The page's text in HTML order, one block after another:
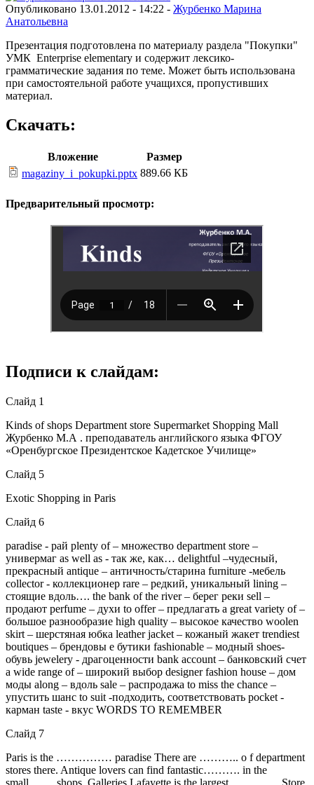
Опубликовано 13.01.2012 - 14:22 - Журбенко Марина
Анатольевна
Презентация подготовлена по материалу раздела "Покупки"
УМК Enterprise elementary и содержит лексико-
грамматические задания по теме. Может быть использована
при самостоятельной работе учащихся, пропустивших
материал.
Скачать:
Вложение
Размер
magaziny_i_pokupki.pptx 889.66 КБ
Предварительный просмотр:
Подписи к слайдам:
Слайд 1
Kinds of shops Department store Supermarket Shopping Mall
Журбенко М.А . преподаватель английского языка ФГОУ
«Оренбургское Президентское Кадетское Училище»
Слайд 5
Exotic Shopping in Paris
Слайд 6
paradise - рай plenty of – множество department store –
универмаг as well as - так же, как… delightful –чудесный,
прекрасный antique – античность/старина furniture -мебель
collector - коллекционер rare – редкий, уникальный lining –
стоящие вдоль…. the bank of the river – берег реки sell –
продают perfume – духи to offer – предлагать a great variety of –
большое разнообразие high quality – высокое качество woolen
skirt – шерстяная юбка leather jacket – кожаный жакет trendiest
boutiques – брендовы e бутики fashionable – модный shoes-
обувь jewelery - драгоценности bank account – банковский счет
a wide range of – широкий выбор designer fashion house – дом
моды along – вдоль sale – распродажа to miss the chance –
упустить шанс to suit -подходить, соответствовать pocket -
карман taste - вкус WORDS TO REMEMBER
Слайд 7
Paris is the …………… paradise There are ……….. o f department
stores there. Antique lovers can find fantastic………. in the
small……..shops. Galleries Lafayette is the largest………….. Store.